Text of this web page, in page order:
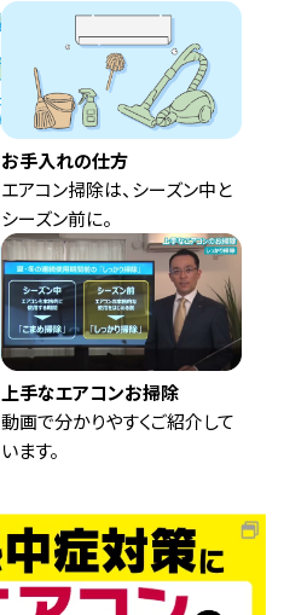
お手入れの仕方
エアコン掃除は、シーズン中と
シーズン前に。
上手なエアコンお掃除
動画で分かりやすくご紹介して
います。